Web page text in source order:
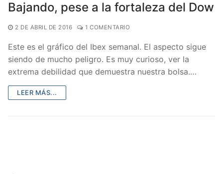
Bajando, pese a la fortaleza del Dow
2 DE ABRIL DE 2016 1 COMENTARIO
Este es el gráfico del Ibex semanal. El aspecto sigue
siendo de mucho peligro. Es muy curioso, ver la
extrema debilidad que demuestra nuestra bolsa.…
LEER MÁS...